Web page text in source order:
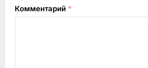
Комментарий *